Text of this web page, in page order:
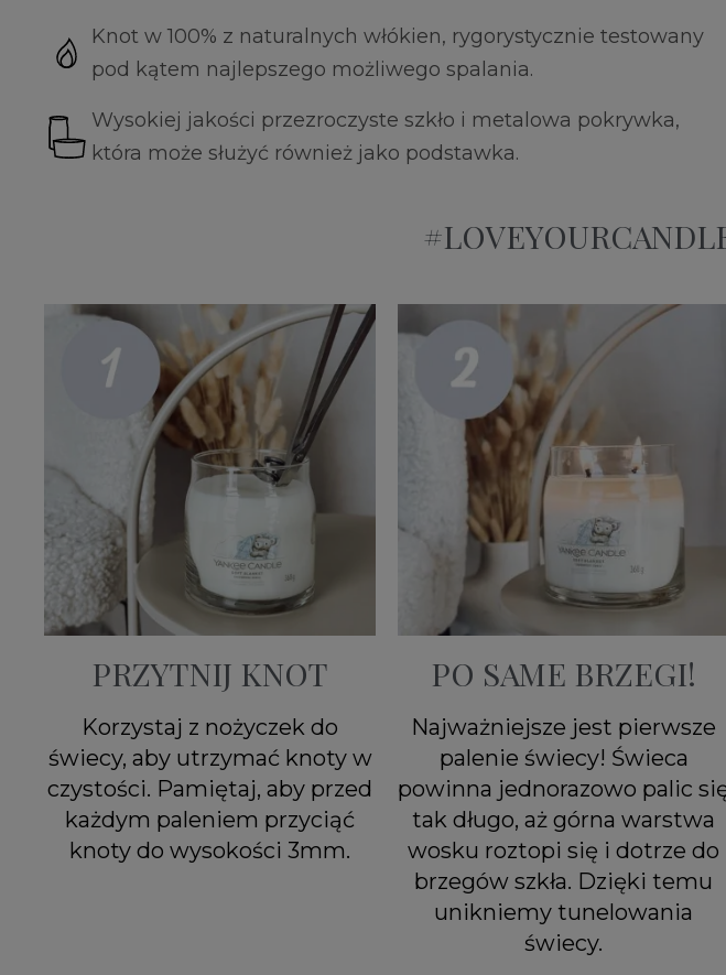
Knot w 100% z naturalnych włókien, rygorystycznie testowany
pod kątem najlepszego możliwego spalania.
Wysokiej jakości przezroczyste szkło i metalowa pokrywka,
która może służyć również jako podstawka.
PRZYTNIJ KNOT
Korzystaj z nożyczek do
świecy, aby utrzymać knoty w
czystości. Pamiętaj, aby przed
każdym paleniem przyciąć
knoty do wysokości 3mm.
PO SAME BRZEGI!
Najważniejsze jest pierwsze
palenie świecy! Świeca
powinna jednorazowo palic
tak długo, aż górna warstwa
wosku roztopi się i dotrze do
brzegów szkła. Dzięki temu
unikniemy tunelowania
świecy.